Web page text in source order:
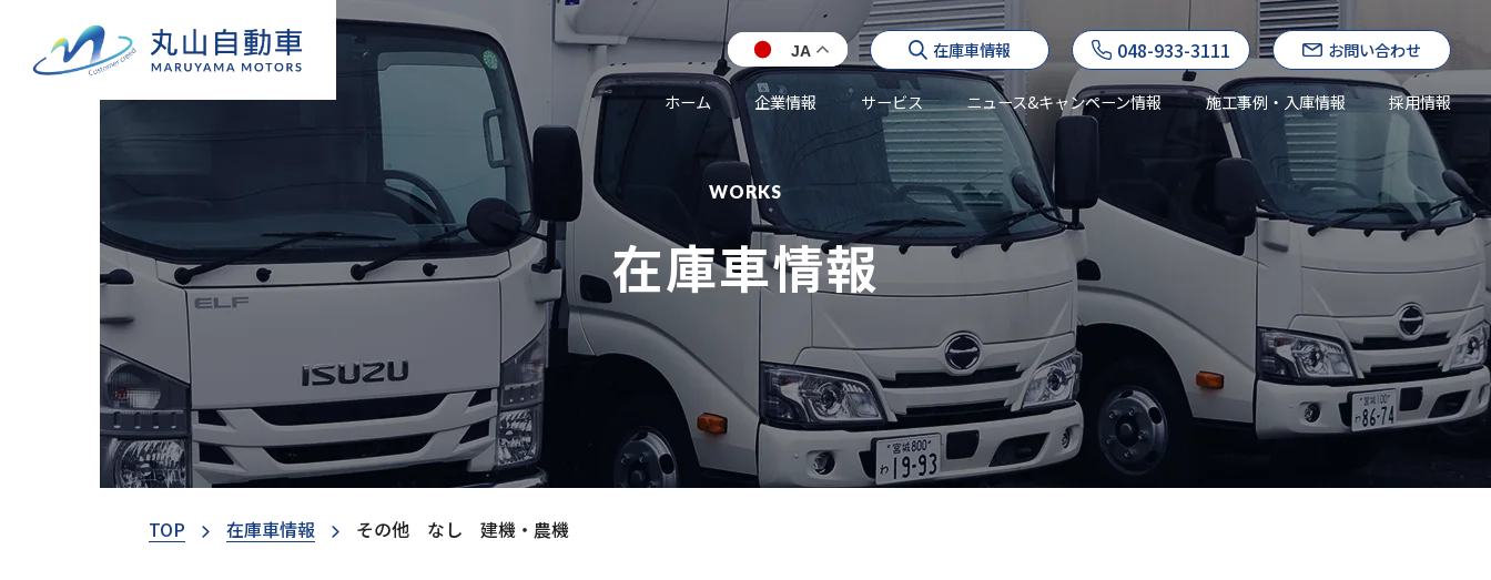
JA 在庫車情報 048-933-3111 お問い合わせ
ホーム 企業情報 サービス ニュース&キャンペーン情報 施工事例・入庫情報 採用情報
WORKS
在庫車情報
TOP 在庫車情報 その他 なし 建機・農機